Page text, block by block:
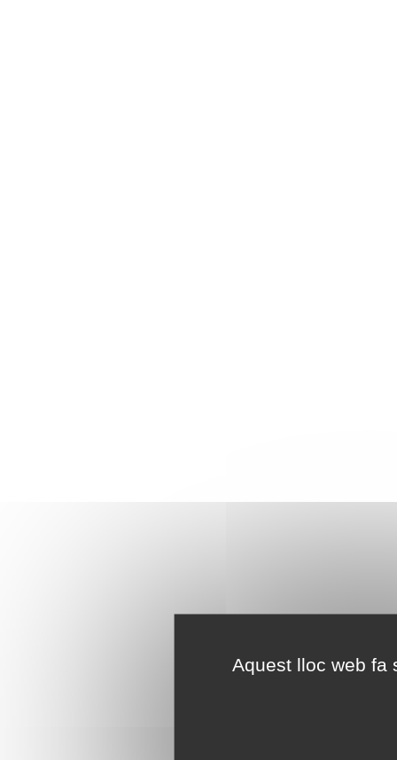
Aquest lloc web fa